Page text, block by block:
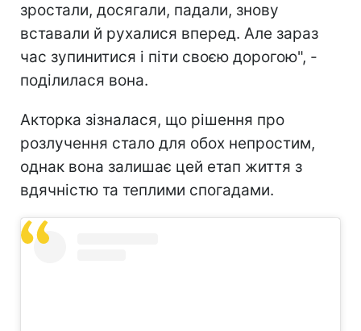
зростали, досягали, падали, знову
вставали й рухалися вперед. Але зараз
час зупинитися і піти своєю дорогою", -
поділилася вона.
Акторка зізналася, що рішення про
розлучення стало для обох непростим,
однак вона залишає цей етап життя з
вдячністю та теплими спогадами.